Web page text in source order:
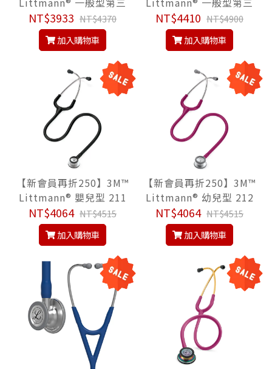
代 5835, 寶石藍色管, Cl
assic III™ Stethoscop
e, 聽診器
NT$3933 NT$4370
加入購物車
代 5960, 新貴紫色管/鏡
面聽頭/粉色金屬杆, Clas
sic III™ Stethoscope,
NT$4410 NT$4900
加入購物車
【新會員再折250】3M™
Littmann® 嬰兒型 211
4, 尊爵黑色管, Classic I
I Infant™ Stethoscop
e, 聽診器
NT$4064 NT$4515
加入購物車
【新會員再折250】3M™
Littmann® 幼兒型 212
2, 冰莓紅色管, Classic I
I Pediatric™ Stethosc
ope, 聽診器
NT$4064 NT$4515
加入購物車